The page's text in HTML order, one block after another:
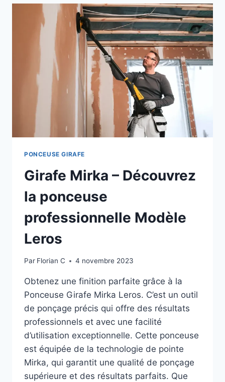
–
MAKITA
VS
DEWALT
–
LE
COMPARATIF
PONCEUSE GIRAFE
Girafe Mirka – Découvrez
la ponceuse
professionnelle Modèle
Leros
Par Florian C 4 novembre 2023
Obtenez une finition parfaite grâce à la
Ponceuse Girafe Mirka Leros. C’est un outil
de ponçage précis qui offre des résultats
professionnels et avec une facilité
d’utilisation exceptionnelle. Cette ponceuse
est équipée de la technologie de pointe
Mirka, qui garantit une qualité de ponçage
supérieure et des résultats parfaits. Que